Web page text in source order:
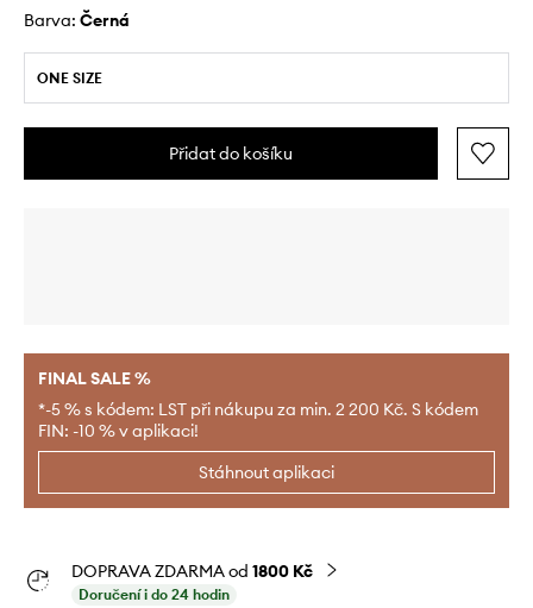
Barva: černá
ONE SIZE
Přidat do košíku
FINAL SALE %
*-5 % s kódem: LST při nákupu za min. 2 200 Kč. S kódem
FIN: -10 % v aplikaci!
Stáhnout aplikaci
DOPRAVA ZDARMA od 1800 Kč
Doručení i do 24 hodin